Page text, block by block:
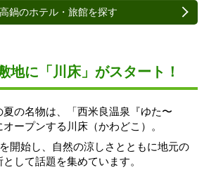
高鍋のホテル・旅館を探す
地に「川床」がスタート！
の名物は、「西米良温泉『ゆた〜
ープンする川床（かわどこ）。
開始し、自然の涼しさとともに地元の
して話題を集めています。